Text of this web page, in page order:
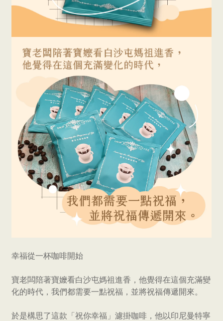
幸福從一杯咖啡開始
寶老闆陪著寶嬤看白沙屯媽祖進香，他覺得在這個充滿變
化的時代，我們都需要一點祝福，並將祝福傳遞開來。
於是構思了這款「祝你幸福」濾掛咖啡，他以印尼曼特寧